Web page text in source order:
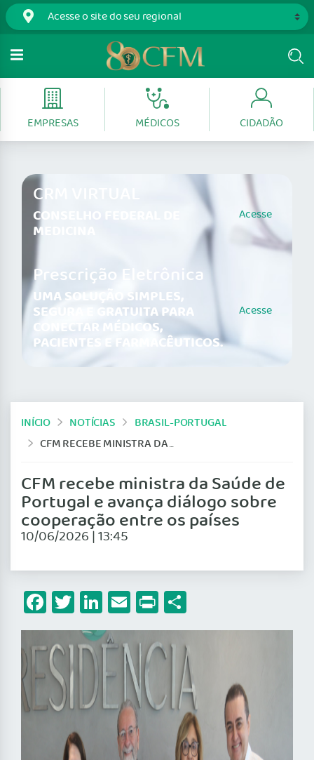
EMPRESAS MÉDICOS CIDADÃO
CRM VIRTUAL
CONSELHO FEDERAL DE
MEDICINA
Acesse
Prescrição Eletrônica
UMA SOLUÇÃO SIMPLES,
SEGURA E GRATUITA PARA
CONECTAR MÉDICOS,
PACIENTES E FARMACÊUTICOS.
Acesse
INÍCIO NOTÍCIAS
BRASIL-PORTUGAL
CFM RECEBE MINISTRA DA SAÚDE DE PORTUGAL E AVANÇA DIÁLOGO SOBRE COOPERAÇÃO ENTRE OS PAÍSES
CFM recebe ministra da Saúde de
Portugal e avança diálogo sobre
cooperação entre os países
10/06/2026 | 13:45
Facebook
Twitter
LinkedIn
Email
Print